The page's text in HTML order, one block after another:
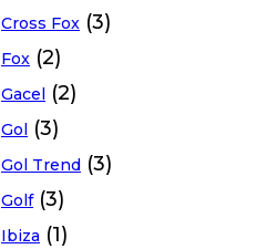
Cross Fox (3)
Fox (2)
Gacel (2)
Gol (3)
Gol Trend (3)
Golf (3)
Ibiza (1)